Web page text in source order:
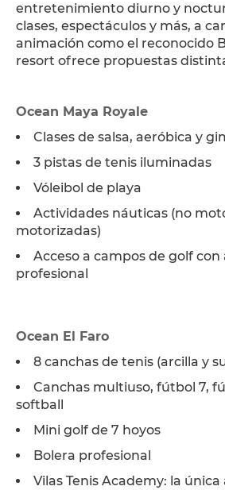
entretenimiento diurno y
clases, espectáculos y más, a
animación como el reconocido
resort ofrece propuestas
Ocean Maya Royale
Clases de salsa, aeróbica y
3 pistas de tenis iluminadas
Vóleibol de playa
Actividades náuticas (no
motorizadas)
Acceso a campos de golf
profesional
Ocean El Faro
8 canchas de tenis (arcilla y
Canchas multiuso, fútbol 7,
softball
Mini golf de 7 hoyos
Bolera profesional
Vilas Tenis Academy: la